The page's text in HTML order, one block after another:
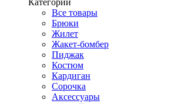
Категории
Все товары
Брюки
Жилет
Жакет-бомбер
Пиджак
Костюм
Кардиган
Сорочка
Аксессуары